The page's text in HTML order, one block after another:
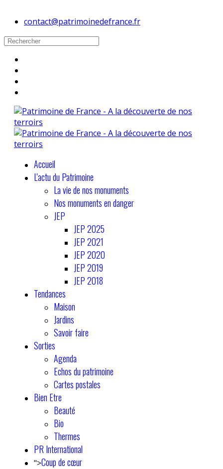
contact@patrimoinedefrance.fr
Accueil
L'actu du Patrimoine
La vie de nos monuments
Nos monuments en danger
JEP
JEP 2025
JEP 2021
JEP 2020
JEP 2019
JEP 2018
Tendances
Maison
Jardins
Savoir faire
Sorties
Agenda
Echos du patrimoine
Cartes postales
Bien Etre
Beauté
Bio
Thermes
PR International
">Coup de cœur